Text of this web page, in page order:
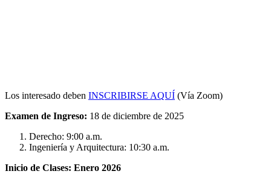
Los interesado deben INSCRIBIRSE AQUÍ (Vía Zoom)
Examen de Ingreso: 18 de diciembre de 2025
Derecho: 9:00 a.m.
Ingeniería y Arquitectura: 10:30 a.m.
Inicio de Clases: Enero 2026